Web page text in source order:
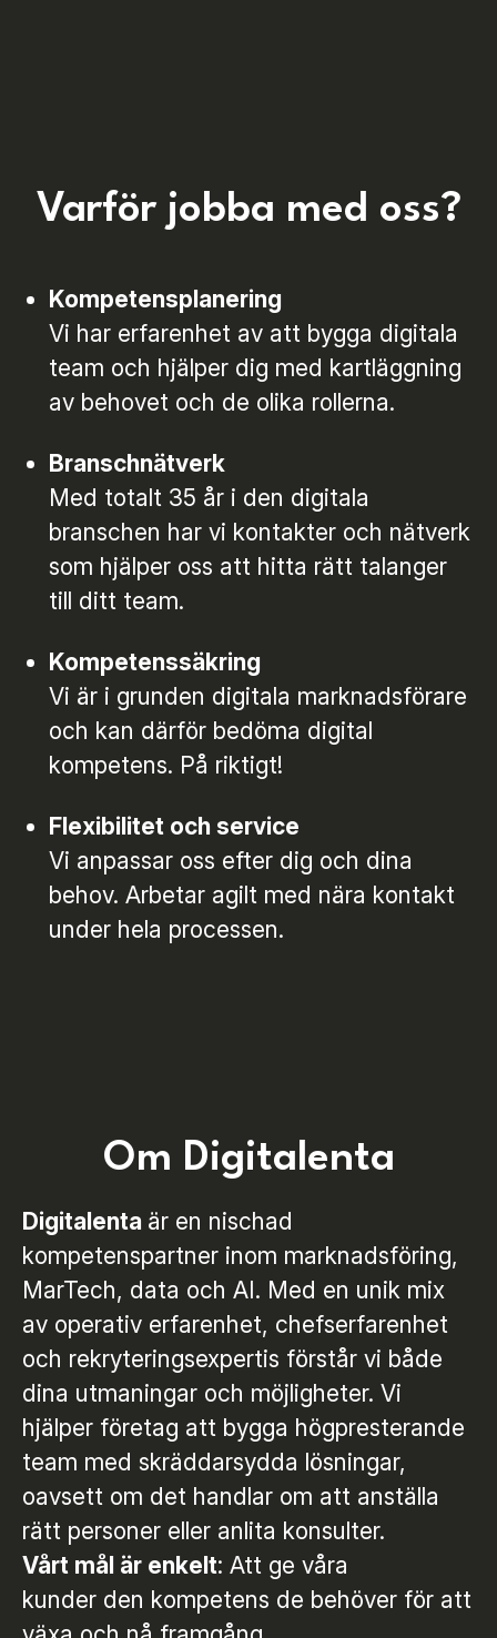
Varför jobba med oss?
Kompetensplanering
Vi har erfarenhet av att bygga digitala
team och hjälper dig med kartläggning
av behovet och de olika rollerna.
Branschnätverk
Med totalt 35 år i den digitala
branschen har vi kontakter och nätverk
som hjälper oss att hitta rätt talanger
till ditt team.
Kompetenssäkring
Vi är i grunden digitala marknadsförare
och kan därför bedöma digital
kompetens. På riktigt!
Flexibilitet och service
Vi anpassar oss efter dig och dina
behov. Arbetar agilt med nära kontakt
under hela processen.
Om Digitalenta
Digitalenta är en nischad
kompetenspartner inom marknadsföring,
MarTech, data och AI. Med en unik mix
av operativ erfarenhet, chefserfarenhet
och rekryteringsexpertis förstår vi både
dina utmaningar och möjligheter. Vi
hjälper företag att bygga högpresterande
team med skräddarsydda lösningar,
oavsett om det handlar om att anställa
rätt personer eller anlita konsulter.
Vårt mål är enkelt: Att ge våra
kunder den kompetens de behöver för att